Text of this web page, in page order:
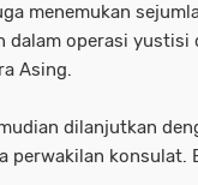
menemukan
dalam operasi
Asing.
dilanjutkan
perwakilan konsulat.